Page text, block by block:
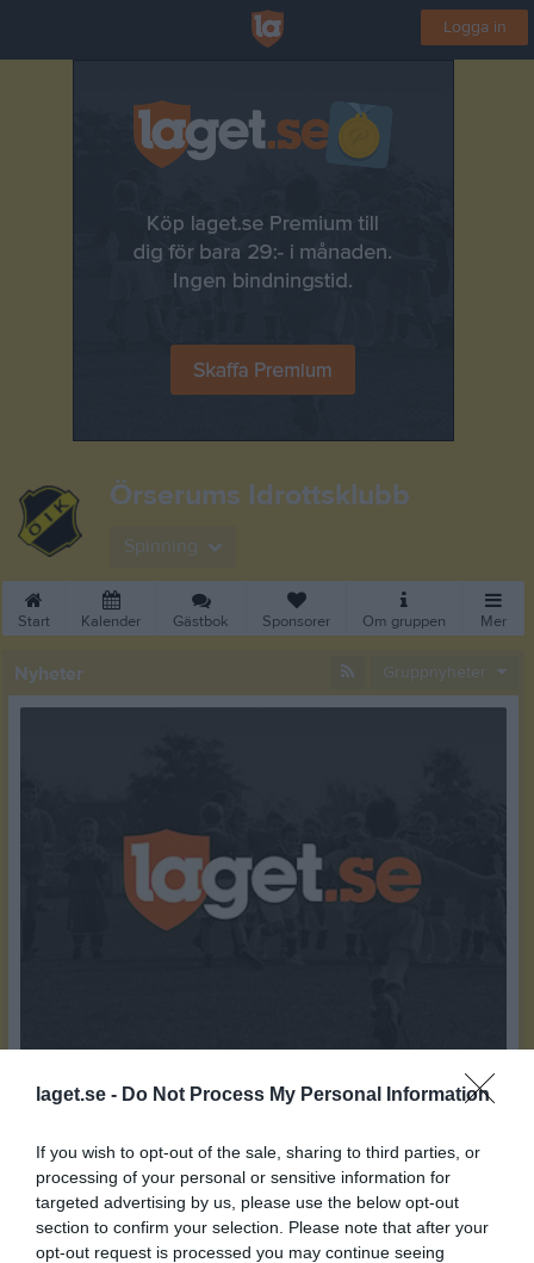
laget.se - Do Not Process My Personal Information
If you wish to opt-out of the sale, sharing to third parties, or
processing of your personal or sensitive information for
targeted advertising by us, please use the below opt-out
section to confirm your selection. Please note that after your
opt-out request is processed you may continue seeing
Logga in
Örserums Idrottsklubb
Spinning
Start Kalender Gästbok Sponsorer Om gruppen Mer
Nyheter Gruppnyheter
Välkommen till er nya gruppsida på laget.se! Den blir central i all kommunikation mellan aktiva, ledare, föräldrar och andra intresserade. För att komma igång direkt med en bra kommunikation i och omkring gruppen finns ett antal viktiga punkter för sidans administratör: • Logga in och lägga till alla aktiva och ledare under Medlemmar. • Fylla på kalendern med alla inplanerade aktiviteter. Matcher läggs till via Serier medan träningar och andra aktiviteter läggs till via Aktiviteter. • Skriv nyheter löpande och berätta om verksamheten. I takt med att nya nyheter läggs till kommer den här nyhetstexten att försvinna. Om någon i gruppen har frågor om laget.se är man alltid välkommen att kontakta vår support på support@laget.se eller 019-15 44 00. Varmt välkomna till laget.se!
Nyheter från föreningen
28 jun Sommaraktiviteter 2026